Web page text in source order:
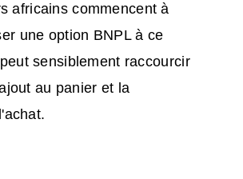
africains commencent à
une option BNPL à ce
sensiblement raccourcir
au panier et la